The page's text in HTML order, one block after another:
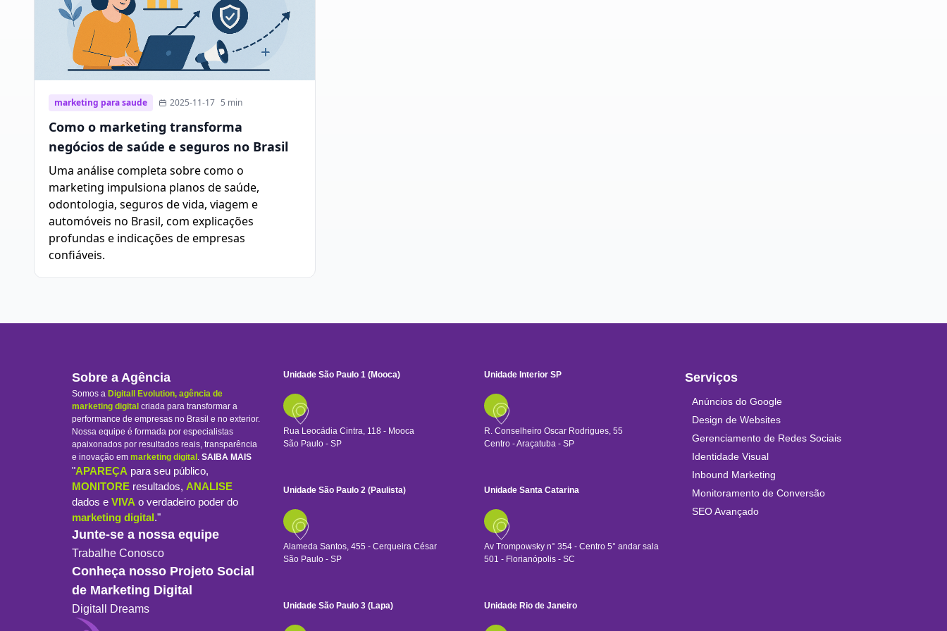
marketing para saude 2025-11-17 5 min
Como o marketing transforma
negócios de saúde e seguros no Brasil
Uma análise completa sobre como o
marketing impulsiona planos de saúde,
odontologia, seguros de vida, viagem e
automóveis no Brasil, com explicações
profundas e indicações de empresas
confiáveis.
Sobre a Agência
Somos a Digitall Evolution, agência de
marketing digital criada para transformar a
performance de empresas no Brasil e no exterior.
Nossa equipe é formada por especialistas
apaixonados por resultados reais, transparência
e inovação em marketing digital . SAIBA MAIS
"APAREÇA para seu público,
MONITORE resultados, ANALISE
dados e VIVA o verdadeiro poder do
marketing digital."
Junte-se a nossa equipe
Trabalhe Conosco
Conheça nosso Projeto Social
de Marketing Digital
Digitall Dreams
Unidade São Paulo 1 (Mooca)
Rua Leocádia Cintra, 118 - Mooca
São Paulo - SP
Unidade São Paulo 2 (Paulista)
Alameda Santos, 455 - Cerqueira César
São Paulo - SP
Unidade São Paulo 3 (Lapa)
Unidade Interior SP
R. Conselheiro Oscar Rodrigues, 55
Centro - Araçatuba - SP
Unidade Santa Catarina
Av Trompowsky n° 354 - Centro 5° andar sala
501 - Florianópolis - SC
Unidade Rio de Janeiro
Serviços
Anúncios do Google
Design de Websites
Gerenciamento de Redes Sociais
Identidade Visual
Inbound Marketing
Monitoramento de Conversão
SEO Avançado